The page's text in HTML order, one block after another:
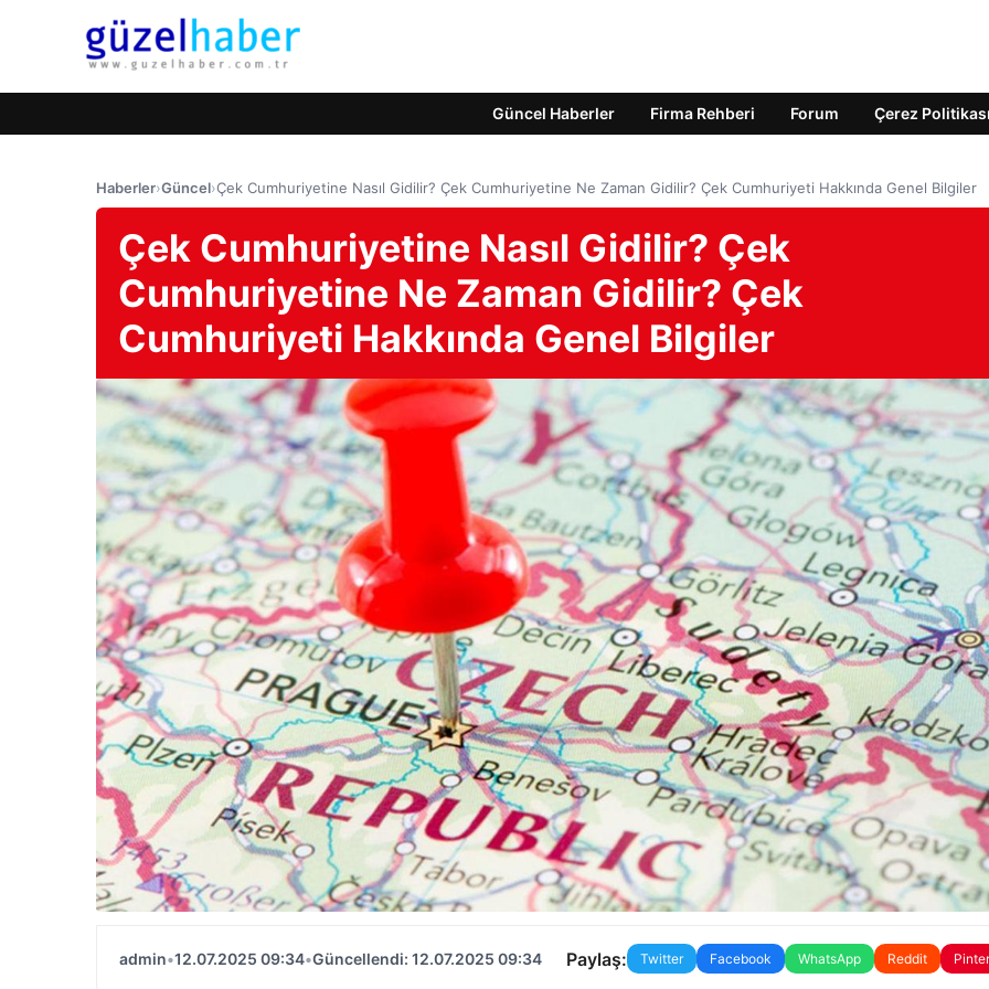
Güncel Haberler Firma Rehberi Forum Çerez Politikası
Haberler›Güncel›Çek Cumhuriyetine Nasıl Gidilir? Çek Cumhuriyetine Ne Zaman Gidilir? Çek Cumhuriyeti Hakkında Genel Bilgiler
Çek Cumhuriyetine Nasıl Gidilir? Çek
Cumhuriyetine Ne Zaman Gidilir? Çek
Cumhuriyeti Hakkında Genel Bilgiler
admin•12.07.2025 09:34•Güncellendi: 12.07.2025 09:34 Paylaş: Twitter Facebook WhatsApp Reddit